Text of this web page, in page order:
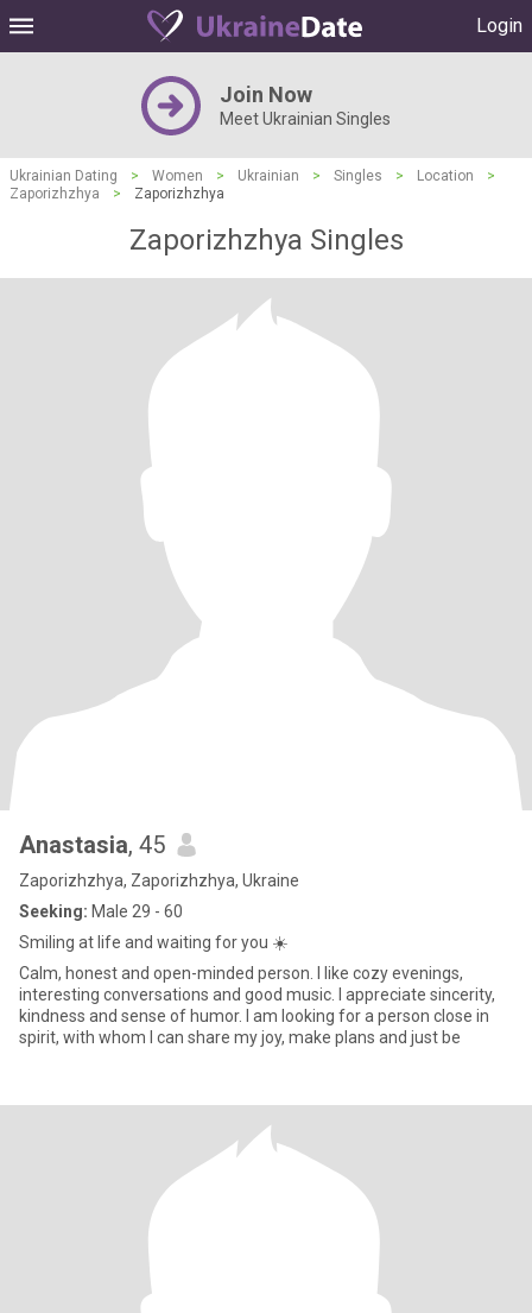
Login
Join Now
Meet Ukrainian Singles
Ukrainian Dating > Women > Ukrainian > Singles > Location
>
Zaporizhzhya
> Zaporizhzhya
Zaporizhzhya Singles
Anastasia, 45
Zaporizhzhya, Zaporizhzhya, Ukraine
Seeking: Male 29 - 60
Smiling at life and waiting for you ☀️
Calm, honest and open-minded person. I like cozy evenings,
interesting conversations and good music. I appreciate sincerity,
kindness and sense of humor. I am looking for a person close in
spirit, with whom I can share my joy, make plans and just be